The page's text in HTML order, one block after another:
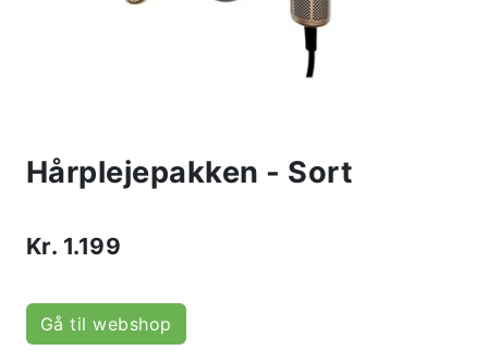
Hårplejepakken - Sort
Kr. 1.199
Gå til webshop